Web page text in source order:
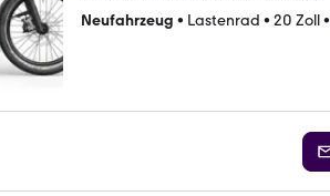
Neufahrzeug • Lastenrad • 20 Zoll•